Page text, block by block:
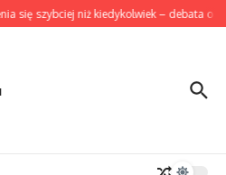
się szybciej niż kiedykolwiek – debata o